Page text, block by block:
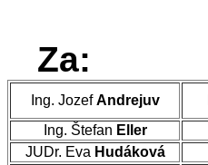
Za:
Ing. JozefAndrejuv
Ing. Štefan Eller
JUDr. Eva Hudáková